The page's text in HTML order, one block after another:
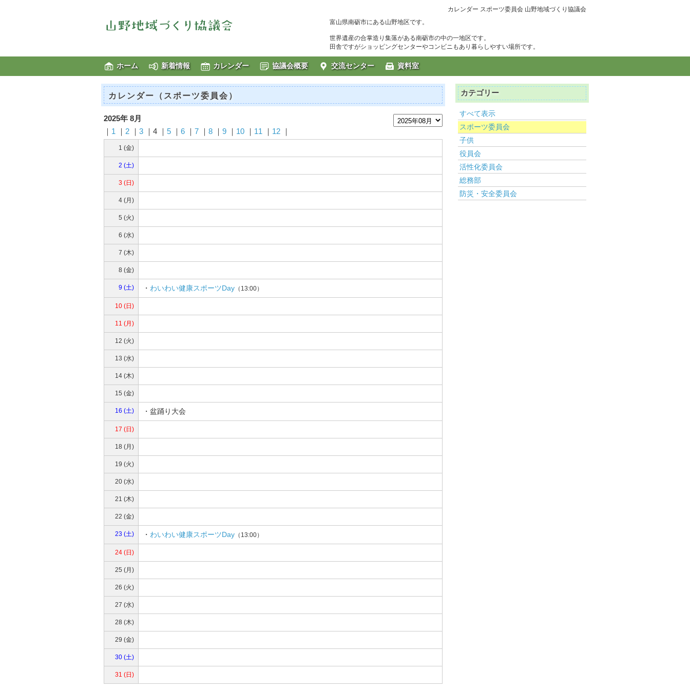
カレンダー スポーツ委員会 山野地域づくり協議会
富山県南砺市にある山野地区です。
世界遺産の合掌造り集落がある南砺市の中の一地区です。
田舎ですがショッピングセンターやコンビニもあり暮らしやすい場所です。
ホーム 新着情報 カレンダー 協議会概要 交流センター 資料室
カレンダー（スポーツ委員会）
2025年 8月
1 2 3 ｜4 ｜ 5 6 7 8 9 10 11 12
1 (金)
2 (土)
3 (日)
4 (月)
5 (火)
6 (水)
7 (木)
8 (金)
9 (土) ・ わいわい健康スポーツDay （13:00）
10 (日)
11 (月)
12 (火)
13 (水)
14 (木)
15 (金)
16 (土) ・盆踊り大会
17 (日)
18 (月)
19 (火)
20 (水)
21 (木)
22 (金)
23 (土) ・ わいわい健康スポーツDay （13:00）
24 (日)
25 (月)
26 (火)
27 (水)
28 (木)
29 (金)
30 (土)
31 (日)
カテゴリー
すべて表示
スポーツ委員会
子供
役員会
活性化委員会
総務部
防災・安全委員会